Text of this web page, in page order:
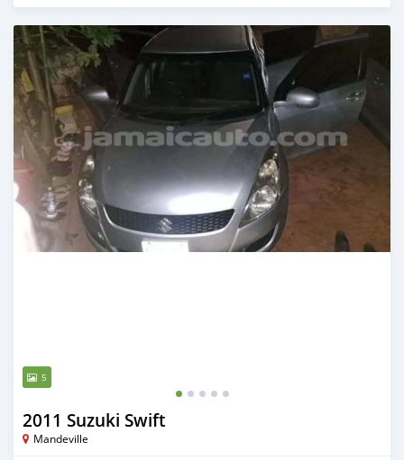
Publié il y a 3 mois
5
2011 Suzuki Swift
Mandeville